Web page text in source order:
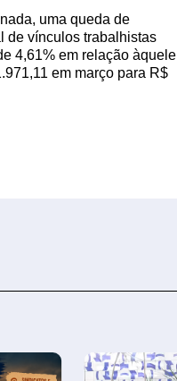
uma queda de
de vínculos trabalhistas
4,61% em relação àquele
em março para R$